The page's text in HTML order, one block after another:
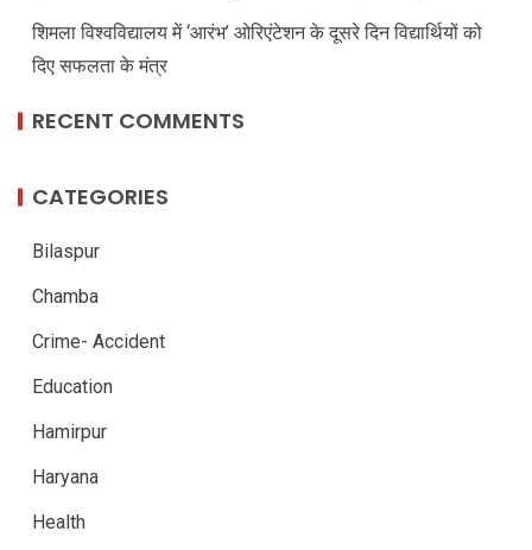
शिमला विश्वविद्यालय में ‘आरंभ’ ओरिएंटेशन के दूसरे दिन विद्यार्थियों को
दिए सफलता के मंत्र
RECENT COMMENTS
CATEGORIES
Bilaspur
Chamba
Crime- Accident
Education
Hamirpur
Haryana
Health